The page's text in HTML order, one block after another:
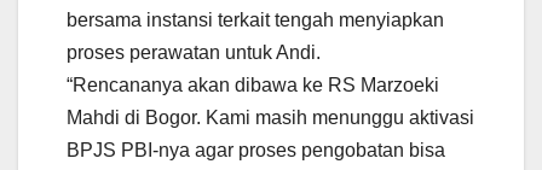
bersama instansi terkait tengah menyiapkan
proses perawatan untuk Andi.
“Rencananya akan dibawa ke RS Marzoeki
Mahdi di Bogor. Kami masih menunggu aktivasi
BPJS PBI-nya agar proses pengobatan bisa